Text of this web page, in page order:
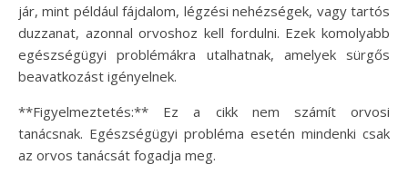
jár, mint például fájdalom, légzési nehézségek, vagy tartós
duzzanat, azonnal orvoshoz kell fordulni. Ezek komolyabb
egészségügyi problémákra utalhatnak, amelyek sürgős
beavatkozást igényelnek.
**Figyelmeztetés:** Ez a cikk nem számít orvosi
tanácsnak. Egészségügyi probléma esetén mindenki csak
az orvos tanácsát fogadja meg.